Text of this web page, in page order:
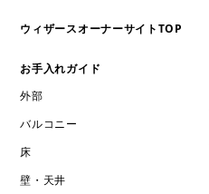
ウィザースオーナーサイトTOP
お手入れガイド
外部
バルコニー
床
壁・天井